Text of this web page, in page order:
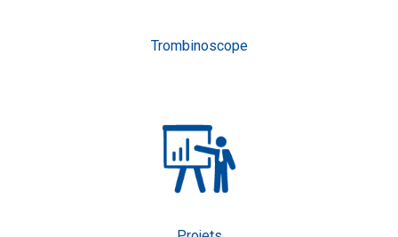
Trombinoscope